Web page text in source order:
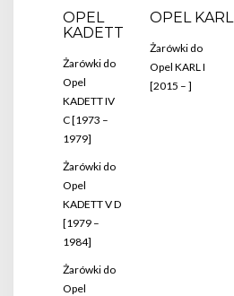
OPEL
KADETT
Żarówki do
Opel
KADETT IV
C [1973 –
1979]
Żarówki do
Opel
KADETT V D
[1979 –
1984]
Żarówki do
Opel
OPEL KARL
Żarówki do
Opel KARL I
[2015 – ]